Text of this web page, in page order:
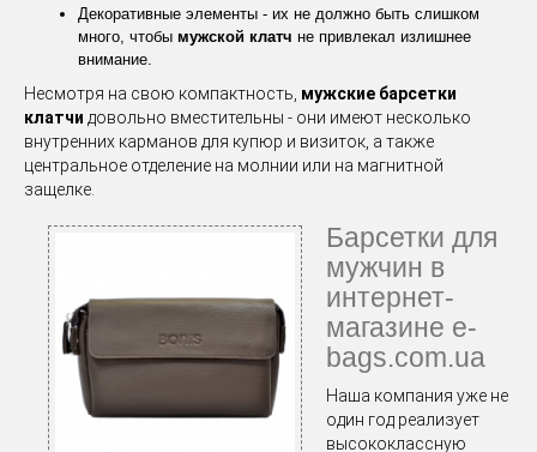
Декоративные элементы - их не должно быть слишком
много, чтобы мужской клатч не привлекал излишнее
внимание.
Несмотря на свою компактность, мужские барсетки
клатчи довольно вместительны - они имеют несколько
внутренних карманов для купюр и визиток, а также
центральное отделение на молнии или на магнитной
защелке.
Барсетки для
мужчин в
интернет-
магазине e-
bags.com.ua
Наша компания уже не
один год реализует
высококлассную